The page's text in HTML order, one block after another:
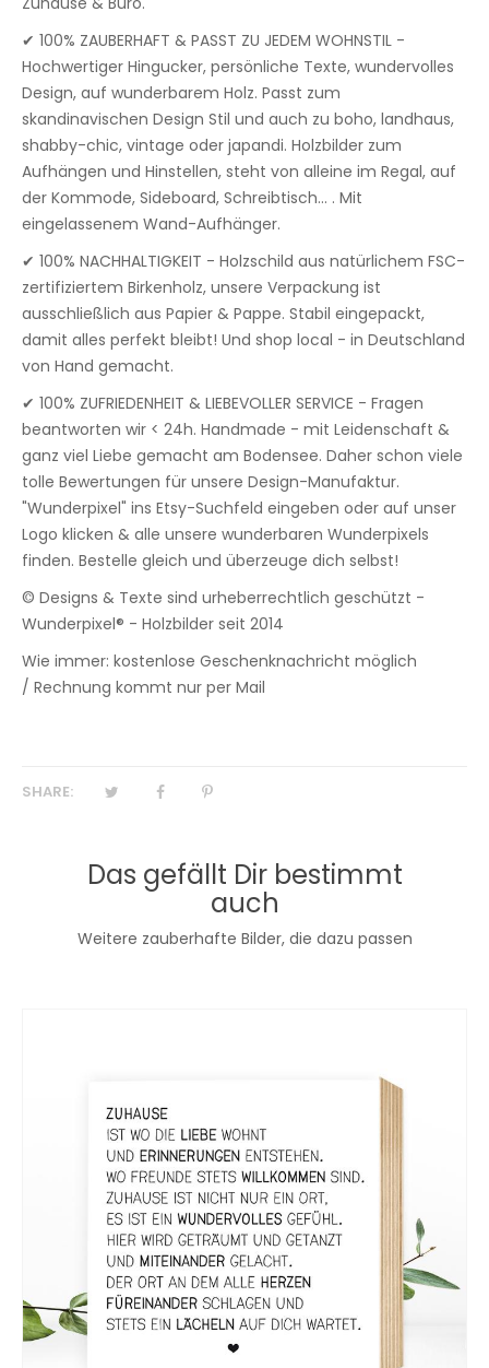
✔ 100% ZAUBERHAFT & PASST ZU JEDEM WOHNSTIL -
Hochwertiger Hingucker, persönliche Texte, wundervolles
Design, auf wunderbarem Holz. Passt zum
skandinavischen Design Stil und auch zu boho, landhaus,
shabby-chic, vintage oder japandi. Holzbilder zum
Aufhängen und Hinstellen, steht von alleine im Regal, auf
der Kommode, Sideboard, Schreibtisch... . Mit
eingelassenem Wand-Aufhänger.
✔ 100% NACHHALTIGKEIT - Holzschild aus natürlichem FSC-
zertifiziertem Birkenholz, unsere Verpackung ist
ausschließlich aus Papier & Pappe. Stabil eingepackt,
damit alles perfekt bleibt! Und shop local - in Deutschland
von Hand gemacht.
✔ 100% ZUFRIEDENHEIT & LIEBEVOLLER SERVICE - Fragen
beantworten wir < 24h. Handmade - mit Leidenschaft &
ganz viel Liebe gemacht am Bodensee. Daher schon viele
tolle Bewertungen für unsere Design-Manufaktur.
"Wunderpixel" ins Etsy-Suchfeld eingeben oder auf unser
Logo klicken & alle unsere wunderbaren Wunderpixels
finden. Bestelle gleich und überzeuge dich selbst!
© Designs & Texte sind urheberrechtlich geschützt -
Wunderpixel® - Holzbilder seit 2014
Wie immer: kostenlose Geschenknachricht möglich
/ Rechnung kommt nur per Mail
SHARE:
Das gefällt Dir bestimmt
auch
Weitere zauberhafte Bilder, die dazu passen